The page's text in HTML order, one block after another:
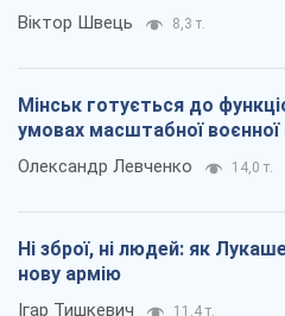
Віктор Швець 8,3 т.
Мінськ готується до
умовах масштабної воєнної
Олександр Левченко 14,0 т.
Ні зброї, ні людей: як
нову армію
Ігар Тишкевич 11,4 т.